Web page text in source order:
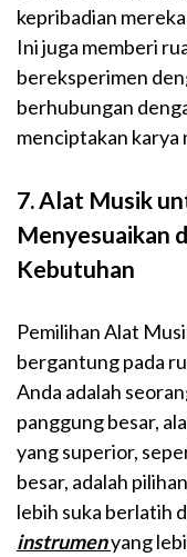
kepribadian
Ini juga memberi
bereksperimen
berhubungan
menciptakan karya
7. Alat Musik
Menyesuaikan
Kebutuhan
Pemilihan Alat
bergantung pada
Anda adalah
panggung besar,
yang superior,
besar, adalah
lebih suka berlatih
instrumenyang